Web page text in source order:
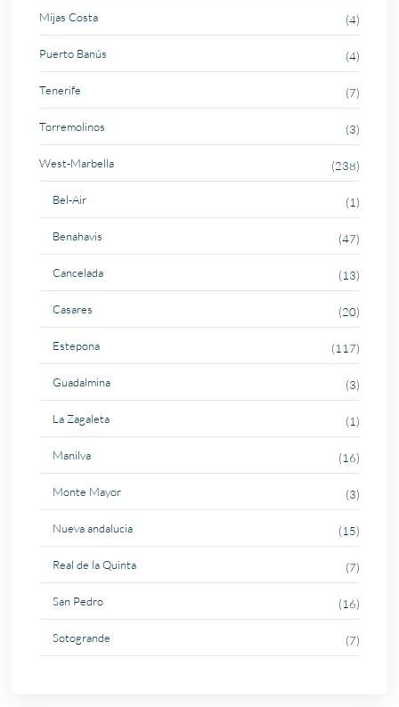
Mijas Costa (4)
Puerto Banús (4)
Tenerife (7)
Torremolinos (3)
West-Marbella (238)
Bel-Air (1)
Benahavis (47)
Cancelada (13)
Casares (20)
Estepona (117)
Guadalmina (3)
La Zagaleta (1)
Manilva (16)
Monte Mayor (3)
Nueva andalucia (15)
Real de la Quinta (7)
San Pedro (16)
Sotogrande (7)